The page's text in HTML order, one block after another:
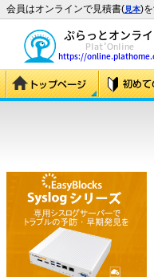
会員はオンラインで見積書(見本)を